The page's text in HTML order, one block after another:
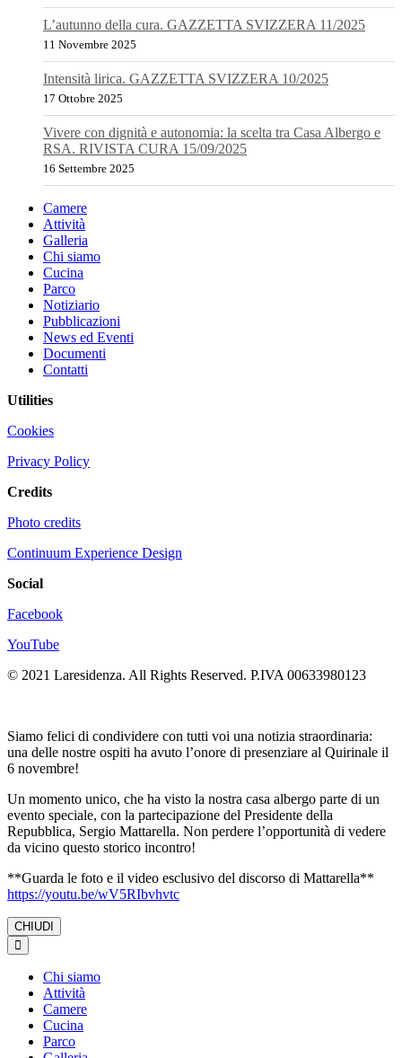
L’autunno della cura. GAZZETTA SVIZZERA 11/2025
11 Novembre 2025
Intensità lirica. GAZZETTA SVIZZERA 10/2025
17 Ottobre 2025
Vivere con dignità e autonomia: la scelta tra Casa Albergo e
RSA. RIVISTA CURA 15/09/2025
16 Settembre 2025
Camere
Attività
Galleria
Chi siamo
Cucina
Parco
Notiziario
Pubblicazioni
News ed Eventi
Documenti
Contatti
Utilities
Cookies
Privacy Policy
Credits
Photo credits
Continuum Experience Design
Social
Facebook
YouTube
© 2021 Laresidenza. All Rights Reserved. P.IVA 00633980123
Siamo felici di condividere con tutti voi una notizia straordinaria:
una delle nostre ospiti ha avuto l’onore di presenziare al Quirinale il
6 novembre!
Un momento unico, che ha visto la nostra casa albergo parte di un
evento speciale, con la partecipazione del Presidente della
Repubblica, Sergio Mattarella. Non perdere l’opportunità di vedere
da vicino questo storico incontro!
**Guarda le foto e il video esclusivo del discorso di Mattarella**
https://youtu.be/wV5RIbvhvtc
CHIUDI
Chi siamo
Attività
Camere
Cucina
Parco